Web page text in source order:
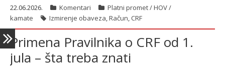
22.06.2026. Komentari
Platni promet / HOV /
kamate
Izmirenje obaveza,Račun, CRF
Primena Pravilnika o CRF od 1.
jula – šta treba znati